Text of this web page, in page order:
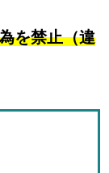
を禁止（違